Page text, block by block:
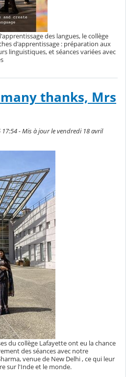
des langues, le collège
d'apprentissage : préparation aux
linguistiques, et séances variées avec
thanks, Mrs
- Mis à jour le vendredi 18 avril
du collège Lafayette ont eu la chance
des séances avec notre
venue de New Delhi , ce qui leur
sur l'Inde et le monde.